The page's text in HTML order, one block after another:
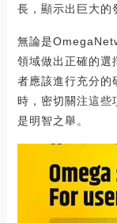
長，顯示出巨大的
無論是
領域做出正確的選
者應該進行充分的
時，密切關注這些
是明智之舉。